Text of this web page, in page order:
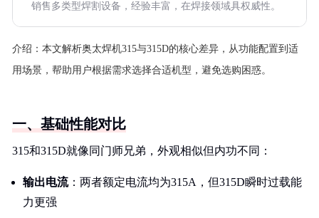
销售多类型焊割设备，经验丰富，在焊接领域具权威性。
介绍： 本文解析奥太焊机315与315D的核心差异，从功能配置到适
用场景，帮助用户根据需求选择合适机型，避免选购困惑。
一、基础性能对比
315和315D就像同门师兄弟，外观相似但内功不同：
输出电流：两者额定电流均为315A，但315D瞬时过载能
力更强